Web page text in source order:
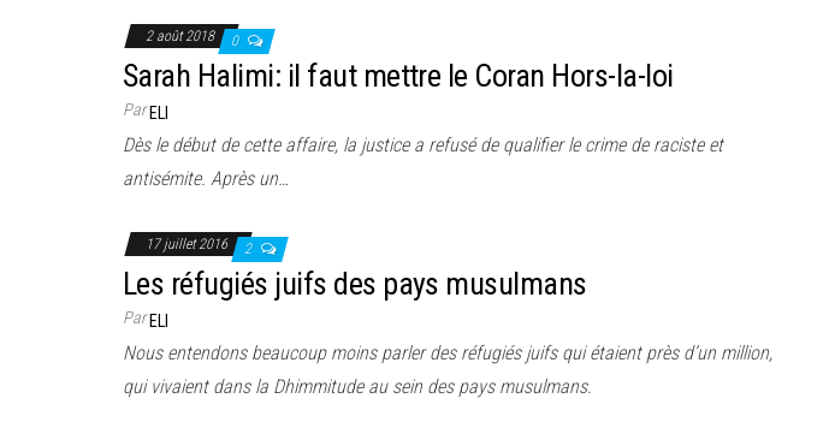
2 août 2018 0
Sarah Halimi: il faut mettre le Coran Hors-la-loi
ParELI
Dès le début de cette affaire, la justice a refusé de qualifier le crime de raciste et
antisémite. Après un…
17 juillet 2016 2
Les réfugiés juifs des pays musulmans
ParELI
Nous entendons beaucoup moins parler des réfugiés juifs qui étaient près d’un million,
qui vivaient dans la Dhimmitude au sein des pays musulmans.